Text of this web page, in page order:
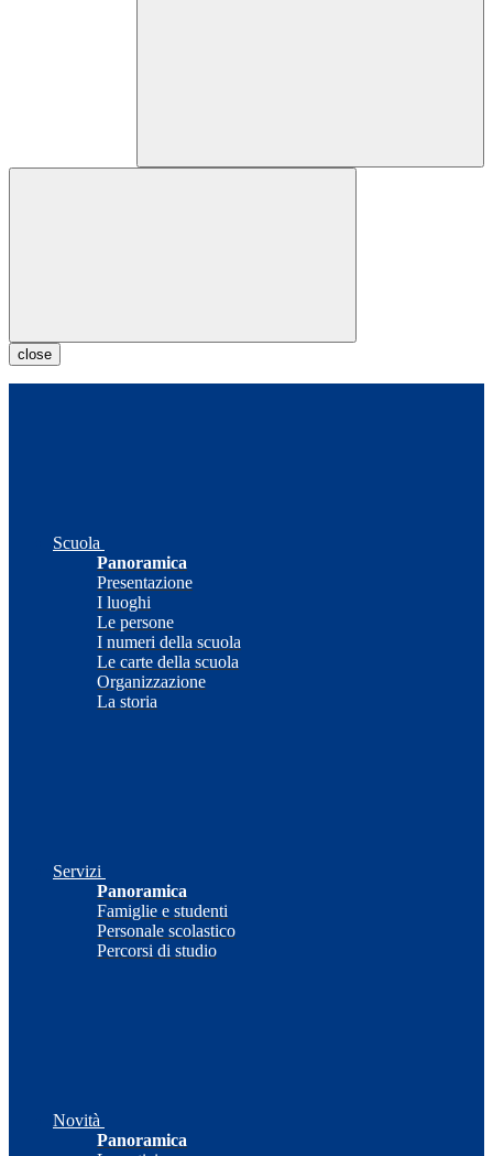
close
Scuola
Panoramica
Presentazione
I luoghi
Le persone
I numeri della scuola
Le carte della scuola
Organizzazione
La storia
Servizi
Panoramica
Famiglie e studenti
Personale scolastico
Percorsi di studio
Novità
Panoramica